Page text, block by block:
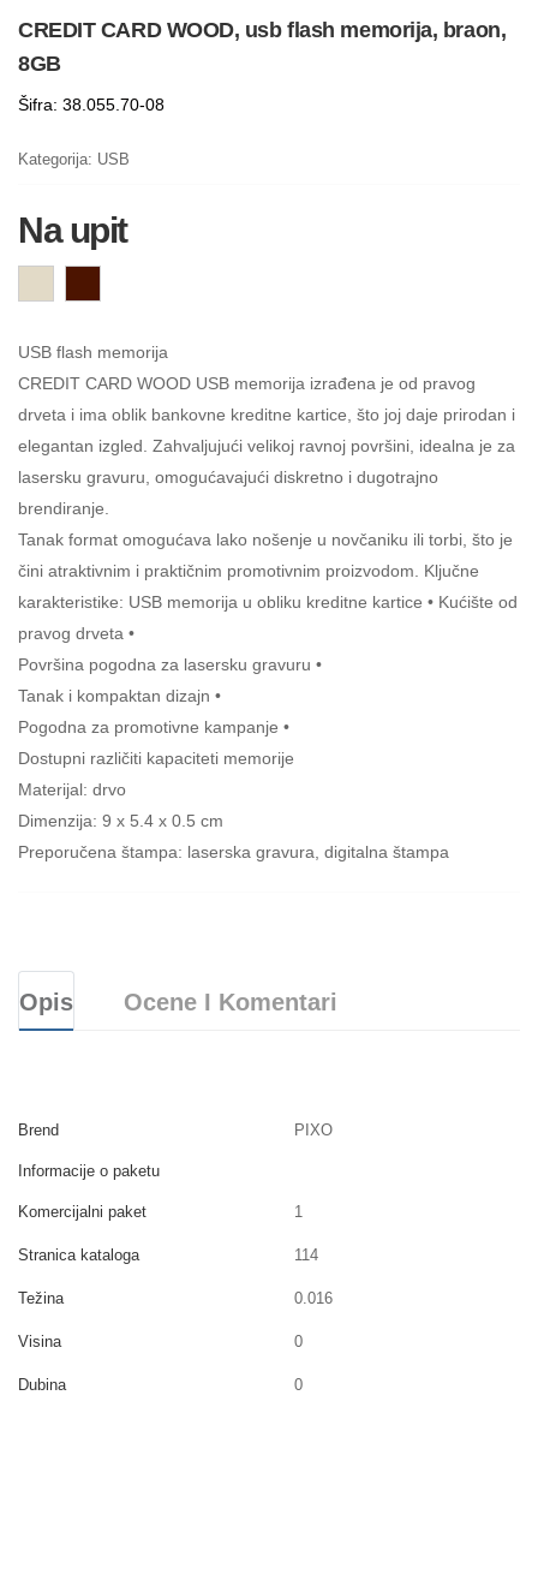
CREDIT CARD WOOD, usb flash memorija, braon,
8GB
Šifra: 38.055.70-08
Kategorija: USB
Na upit
USB flash memorija
CREDIT CARD WOOD USB memorija izrađena je od pravog
drveta i ima oblik bankovne kreditne kartice, što joj daje prirodan i
elegantan izgled. Zahvaljujući velikoj ravnoj površini, idealna je za
lasersku gravuru, omogućavajući diskretno i dugotrajno
brendiranje.
Tanak format omogućava lako nošenje u novčaniku ili torbi, što je
čini atraktivnim i praktičnim promotivnim proizvodom. Ključne
karakteristike: USB memorija u obliku kreditne kartice • Kućište od
pravog drveta •
Površina pogodna za lasersku gravuru •
Tanak i kompaktan dizajn •
Pogodna za promotivne kampanje •
Dostupni različiti kapaciteti memorije
Materijal: drvo
Dimenzija: 9 x 5.4 x 0.5 cm
Preporučena štampa: laserska gravura, digitalna štampa
Opis Ocene I Komentari
Brend PIXO
Informacije o paketu
Komercijalni paket 1
Stranica kataloga 114
Težina 0.016
Visina 0
Dubina 0